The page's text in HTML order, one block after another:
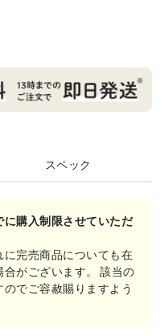
スペック
に購入制限させていただ
完売商品についても在
がございます。 該当の
でご容赦賜りますよう